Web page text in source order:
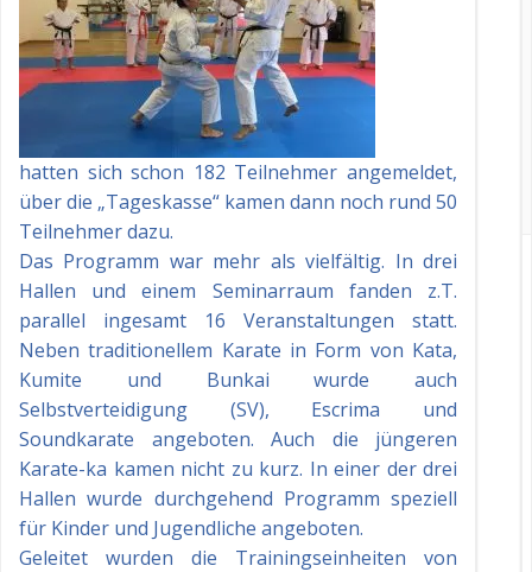
hatten sich schon 182 Teilnehmer angemeldet,
über die „Tageskasse“ kamen dann noch rund 50
Teilnehmer dazu.
Das Programm war mehr als vielfältig. In drei
Hallen und einem Seminarraum fanden z.T.
parallel ingesamt 16 Veranstaltungen statt.
Neben traditionellem Karate in Form von Kata,
Kumite und Bunkai wurde auch
Selbstverteidigung (SV), Escrima und
Soundkarate angeboten. Auch die jüngeren
Karate-ka kamen nicht zu kurz. In einer der drei
Hallen wurde durchgehend Programm speziell
für Kinder und Jugendliche angeboten.
Geleitet wurden die Trainingseinheiten von